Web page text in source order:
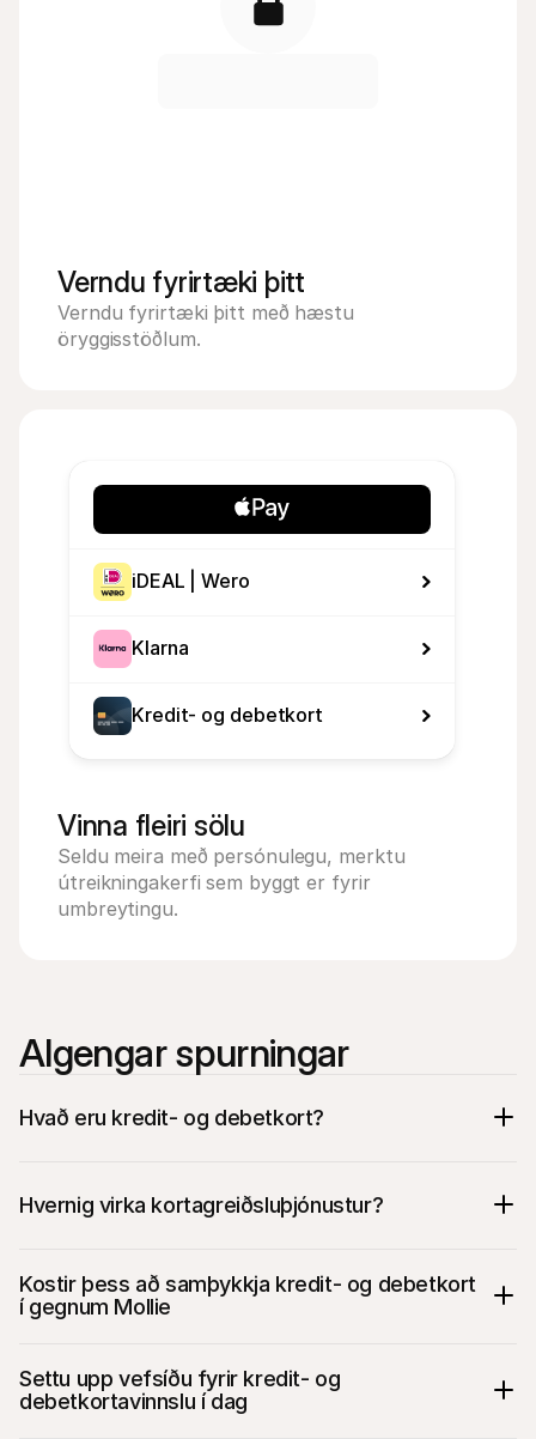
Verndu fyrirtæki þitt
Verndu fyrirtæki þitt með hæstu
öryggisstöðlum.
iDEAL | Wero
Klarna
Kredit- og debetkort
Vinna fleiri sölu
Seldu meira með persónulegu, merktu
útreikningakerfi sem byggt er fyrir
umbreytingu.
Algengar spurningar
Hvað eru kredit- og debetkort?
Hvernig virka kortagreiðsluþjónustur?
Kostir þess að samþykkja kredit- og debetkort
í gegnum Mollie
við kortum á vefsíðunni þinni
Vefsíðan þín er sjálfkrafa fullkomlega PCI-
Settu upp vefsíðu fyrir kredit- og
debetkortavinnslu í dag